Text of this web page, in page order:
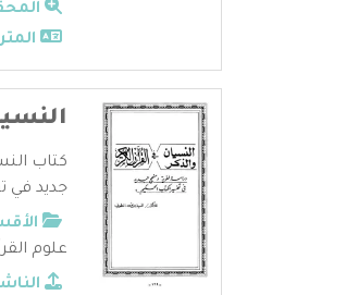
كتاب
جديد في
علوم